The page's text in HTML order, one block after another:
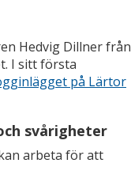
Hedvig Dillner från
I sitt första
på Lärtor
svårigheter
arbeta för att